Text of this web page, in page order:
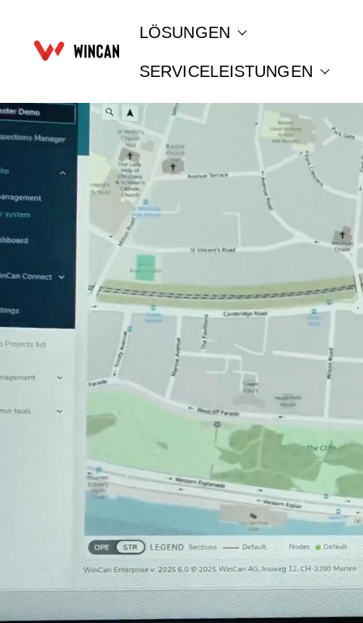
LÖSUNGEN Show submenu for
SERVICELEISTUNGEN Show